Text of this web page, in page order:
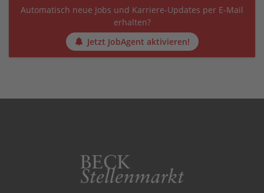
Automatisch neue Jobs und Karriere-Updates per E-Mail
erhalten?
Jetzt JobAgent aktivieren!